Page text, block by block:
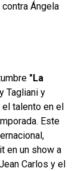
Ángela
"La
Tagliani y
talento en el
Este
en un show a
Carlos y el